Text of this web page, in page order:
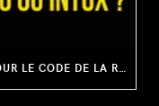
LE NOMBRE DE FAUTES DIMINUE POUR LE CODE DE LA ROUTE : INFO OU INTOX ?